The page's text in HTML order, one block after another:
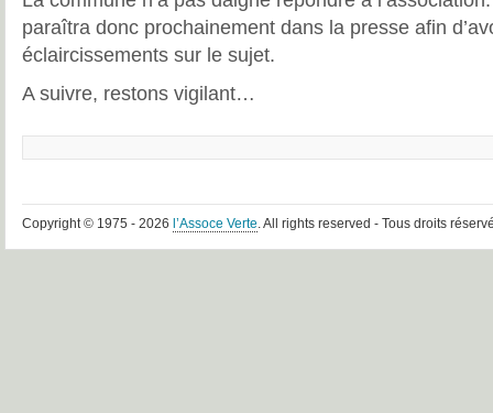
paraîtra donc prochainement dans la presse afin
éclaircissements sur le sujet.
A suivre, restons vigilant…
Copyright © 1975 - 2026 l’Assoce Verte. All rights reserved - Tous droits